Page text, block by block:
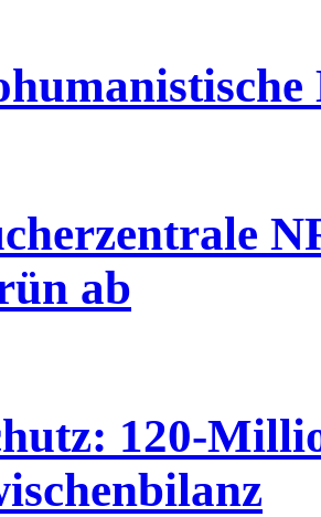
ab
120-